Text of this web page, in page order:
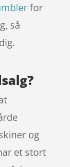
for
så
og
et stort